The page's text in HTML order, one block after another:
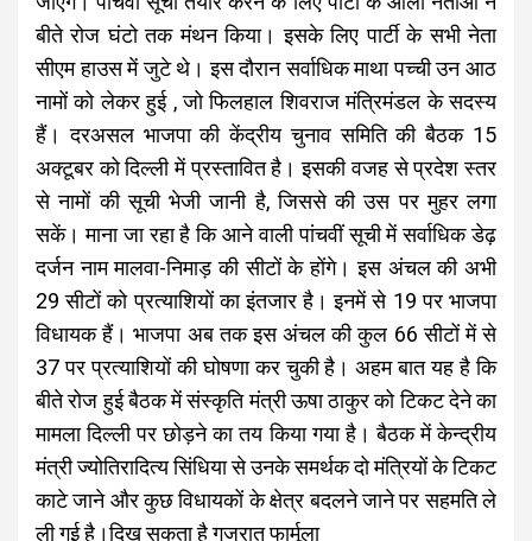
बीते रोज घंटो तक मंथन किया। इसके लिए पार्टी के सभी नेता
सीएम हाउस में जुटे थे। इस दौरान सर्वाधिक माथा पच्ची उन आठ
नामों को लेकर हुई , जो फिलहाल शिवराज मंत्रिमंडल के सदस्य
हैं। दरअसल भाजपा की केंद्रीय चुनाव समिति की बैठक 15
अक्टूबर को दिल्ली में प्रस्तावित है। इसकी वजह से प्रदेश स्तर
से नामों की सूची भेजी जानी है, जिससे की उस पर मुहर लगा
सकें। माना जा रहा है कि आने वाली पांचवीं सूची में सर्वाधिक डेढ़
दर्जन नाम मालवा-निमाड़ की सीटों के होंगे। इस अंचल की अभी
29 सीटों को प्रत्याशियों का इंतजार है। इनमें से 19 पर भाजपा
विधायक हैं। भाजपा अब तक इस अंचल की कुल 66 सीटों में से
37 पर प्रत्याशियों की घोषणा कर चुकी है। अहम बात यह है कि
बीते रोज हुई बैठक में संस्कृति मंत्री ऊषा ठाकुर को टिकट देने का
मामला दिल्ली पर छोड़ने का तय किया गया है। बैठक में केन्द्रीय
मंत्री ज्योतिरादित्य सिंधिया से उनके समर्थक दो मंत्रियों के टिकट
काटे जाने और कुछ विधायकों के क्षेत्र बदलने जाने पर सहमति ले
ली गई है।दिख सकता है गुजरात फार्मूला